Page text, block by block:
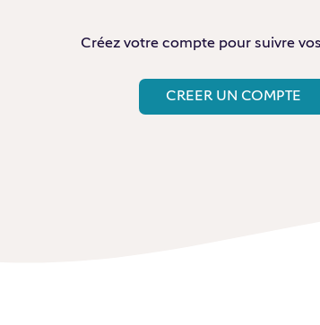
Créez votre compte pour suivre
CREER UN COMPTE